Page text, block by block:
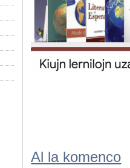
Al la komenco